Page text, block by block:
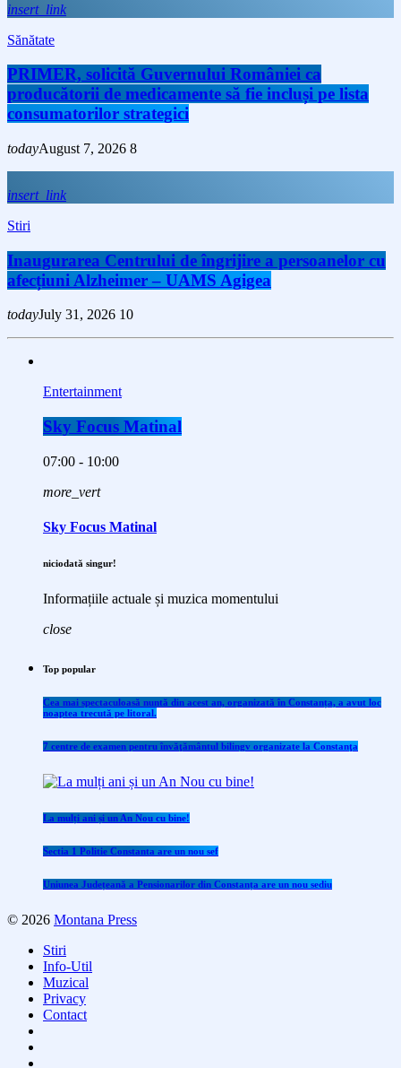
insert_link
Sănătate
PRIMER, solicită Guvernului României ca
producătorii de medicamente să fie incluși pe lista
consumatorilor strategici
todayAugust 7, 2026 8
insert_link
Stiri
Inaugurarea Centrului de îngrijire a persoanelor cu
afecțiuni Alzheimer – UAMS Agigea
todayJuly 31, 2026 10
Entertainment
Sky Focus Matinal
07:00 - 10:00
more_vert
Sky Focus Matinal
niciodată singur!
Informațiile actuale și muzica momentului
close
Top popular
Cea mai spectaculoasă nuntă din acest an, organizată în Constanța, a avut loc
noaptea trecută pe litoral.
7 centre de examen pentru învăţământul bilingv organizate la Constanţa
La mulți ani și un An Nou cu bine!
Sectia 1 Politie Constanta are un nou sef
Uniunea Județeană a Pensionarilor din Constanța are un nou sediu
© 2026 Montana Press
Stiri
Info-Util
Muzical
Privacy
Contact